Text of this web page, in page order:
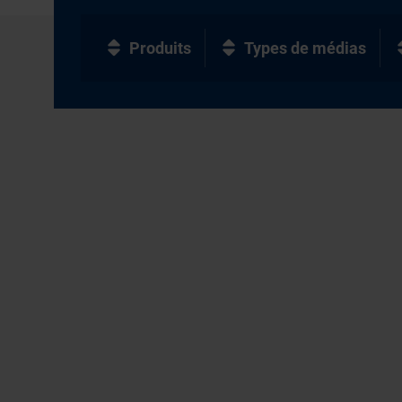
Produits Types de médias